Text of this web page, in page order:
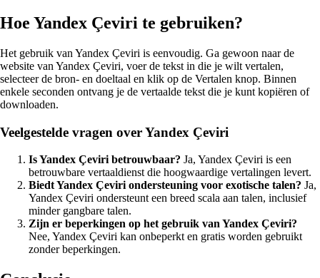
Hoe Yandex Çeviri te gebruiken?
Het gebruik van Yandex Çeviri is eenvoudig. Ga gewoon naar de
website van Yandex Çeviri, voer de tekst in die je wilt vertalen,
selecteer de bron- en doeltaal en klik op de Vertalen knop. Binnen
enkele seconden ontvang je de vertaalde tekst die je kunt kopiëren of
downloaden.
Veelgestelde vragen over Yandex Çeviri
Is Yandex Çeviri betrouwbaar? Ja, Yandex Çeviri is een
betrouwbare vertaaldienst die hoogwaardige vertalingen levert.
Biedt Yandex Çeviri ondersteuning voor exotische talen? Ja,
Yandex Çeviri ondersteunt een breed scala aan talen, inclusief
minder gangbare talen.
Zijn er beperkingen op het gebruik van Yandex Çeviri?
Nee, Yandex Çeviri kan onbeperkt en gratis worden gebruikt
zonder beperkingen.